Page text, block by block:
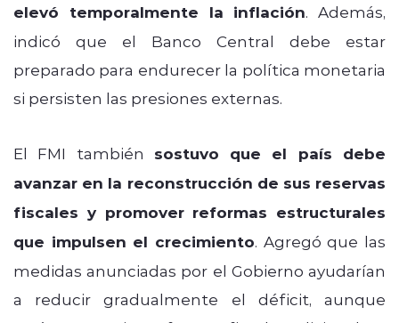
elevó temporalmente la inflación. Además,
indicó que el Banco Central debe estar
preparado para endurecer la política monetaria
si persisten las presiones externas.
El FMI también sostuvo que el país debe
avanzar en la reconstrucción de sus reservas
fiscales y promover reformas estructurales
que impulsen el crecimiento. Agregó que las
medidas anunciadas por el Gobierno ayudarían
a reducir gradualmente el déficit, aunque